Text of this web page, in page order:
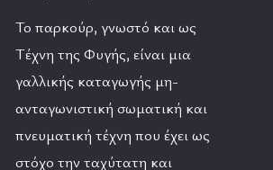
Το παρκούρ, γνωστό και ως
Τέχνη της Φυγής, είναι μια
γαλλικής καταγωγής μη-
ανταγωνιστική σωματική και
πνευματική τέχνη που έχει ως
στόχο την ταχύτατη και